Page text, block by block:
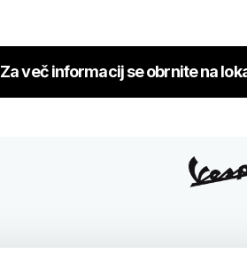
Za več informacij se obrnite na